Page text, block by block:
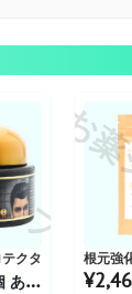
プ
クタークリーム
たり
お
根元強